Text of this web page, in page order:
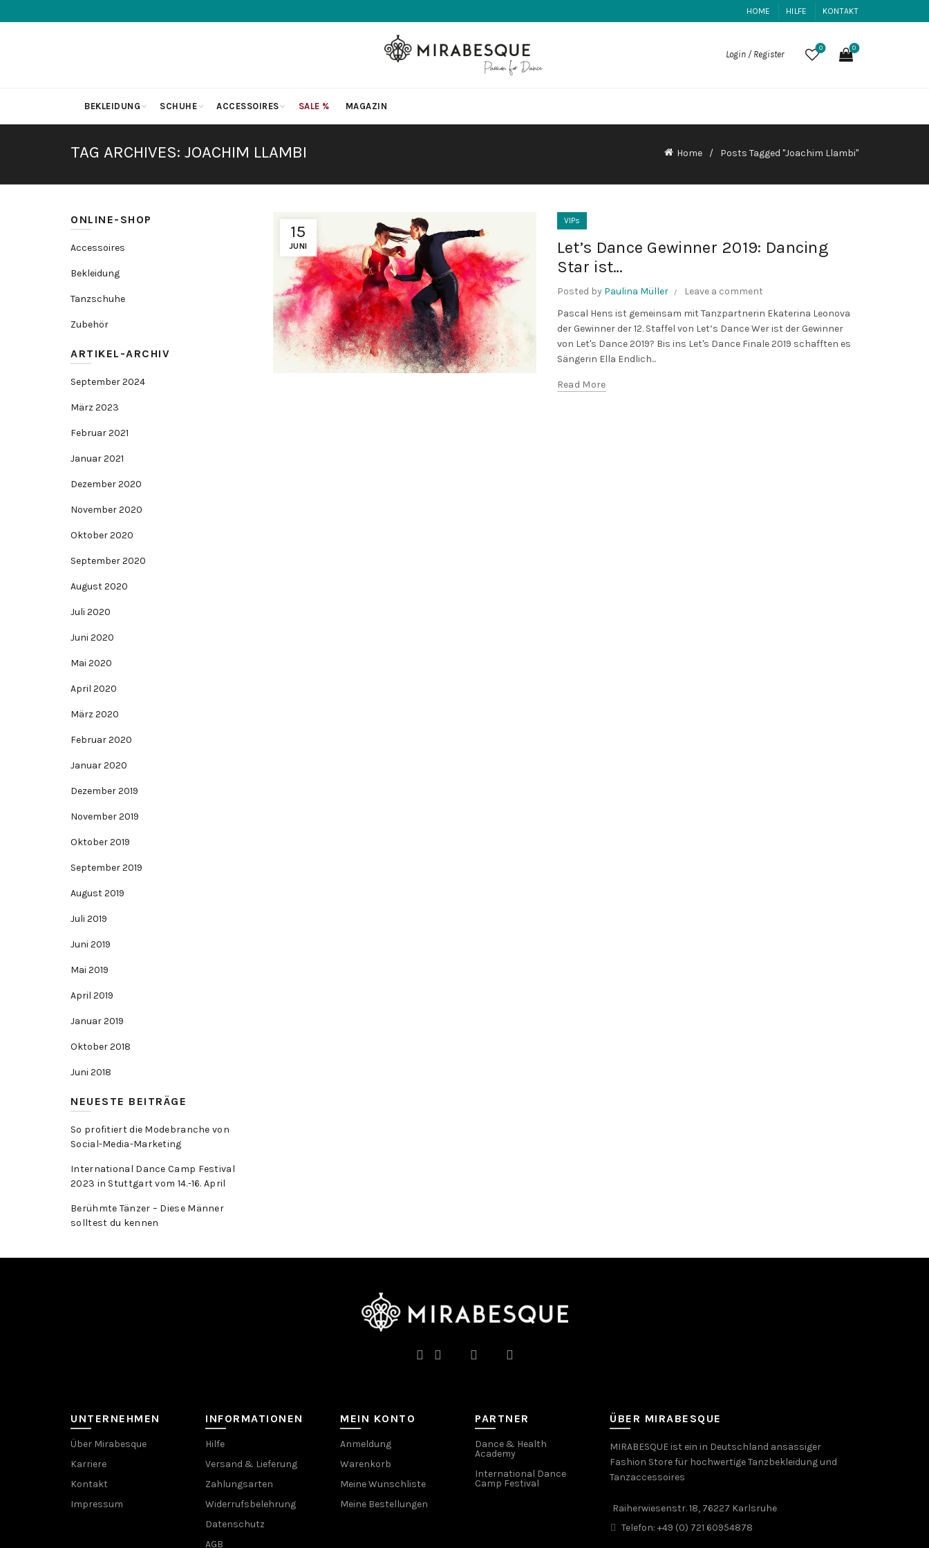
HOME HILFE KONTAKT
Login / Register
0 0
BEKLEIDUNG SCHUHE ACCESSOIRES SALE % MAGAZIN
TAG ARCHIVES: JOACHIM LLAMBI Home Posts Tagged "Joachim Llambi"
15
JUNI
VIPs
Let’s Dance Gewinner 2019: Dancing
Star ist…
Posted by Paulina Müller
Leave a comment
Pascal Hens ist gemeinsam mit Tanzpartnerin Ekaterina Leonova
der Gewinner der 12. Staffel von Let’s Dance Wer ist der Gewinner
von Let's Dance 2019? Bis ins Let's Dance Finale 2019 schafften es
Sängerin Ella Endlich...
Read More
ONLINE-SHOP
Accessoires
Bekleidung
Tanzschuhe
Zubehör
ARTIKEL-ARCHIV
September 2024
März 2023
Februar 2021
Januar 2021
Dezember 2020
November 2020
Oktober 2020
September 2020
August 2020
Juli 2020
Juni 2020
Mai 2020
April 2020
März 2020
Februar 2020
Januar 2020
Dezember 2019
November 2019
Oktober 2019
September 2019
August 2019
Juli 2019
Juni 2019
Mai 2019
April 2019
Januar 2019
Oktober 2018
Juni 2018
NEUESTE BEITRÄGE
So profitiert die Modebranche von
Social-Media-Marketing
International Dance Camp Festival
2023 in Stuttgart vom 14.-16. April
Berühmte Tänzer – Diese Männer
solltest du kennen
UNTERNEHMEN
Über Mirabesque
Karriere
Kontakt
Impressum
INFORMATIONEN
Hilfe
Versand & Lieferung
Zahlungsarten
Widerrufsbelehrung
Datenschutz
AGB
MEIN KONTO
Anmeldung
Warenkorb
Meine Wunschliste
Meine Bestellungen
PARTNER
Dance & Health
Academy
International Dance
Camp Festival
ÜBER MIRABESQUE
MIRABESQUE ist ein in Deutschland ansässiger
Fashion Store für hochwertige Tanzbekleidung und
Tanzaccessoires
Raiherwiesenstr. 18, 76227 Karlsruhe
Telefon: +49 (0) 721 60954878